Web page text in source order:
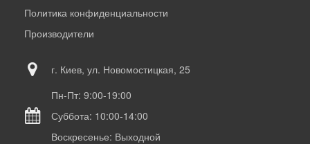
Политика конфиденциальности
Производители
г. Киев, ул. Новомостицкая, 25
Пн-Пт: 9:00-19:00
Суббота: 10:00-14:00
Воскресенье: Выходной